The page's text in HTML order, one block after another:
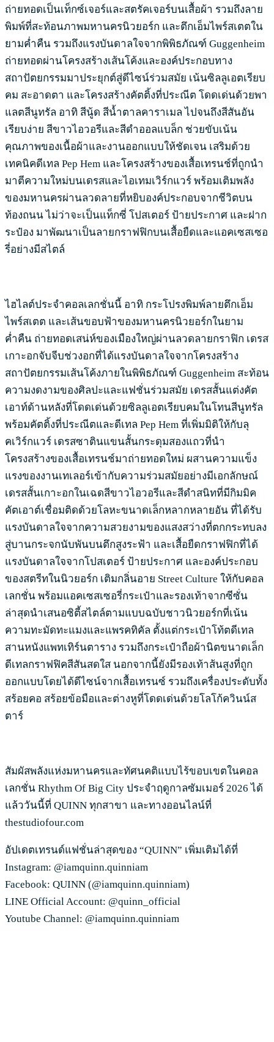
ถ่ายทอดเป็นเท็กซ์เจอร์และสตรัคเจอร์บนเสื้อผ้า รวมถึงลาย
พิมพ์ที่สะท้อนภาพมหานครนิวยอร์ก และตึกเอ็มไพร์สเตตใน
ยามค่ำคืน รวมถึงแรงบันดาลใจจากพิพิธภัณฑ์ Guggenheim
ถ่ายทอดผ่านโครงสร้างเส้นโค้งและองค์ประกอบทาง
สถาปัตยกรรมมาประยุกต์สู่ดีไซน์ร่วมสมัย เน้นซิลลูเอตเรียบ
คม สะอาดตา และโครงสร้างคัตติ้งที่ประณีต โดดเด่นด้วยพา
แลตสีนูทรัล อาทิ สีนู้ด สีน้ำตาลคาราเมล ไปจนถึงสีสันอัน
เรียบง่าย สีขาวไอวอรีและสีดำออลแบล็ก ช่วยขับเน้น
คุณภาพของเนื้อผ้าและงานออกแบบให้ชัดเจน เสริมด้วย
เทคนิคดีเทล Pep Hem และโครงสร้างของเสื้อเทรนช์ที่ถูกนำ
มาตีความใหม่บนเดรสและไอเทมเวิร์กแวร์ พร้อมเติมพลัง
ของมหานครผ่านลวดลายที่หยิบองค์ประกอบจากชีวิตบน
ท้องถนน ไม่ว่าจะเป็นแท็กซี่ โปสเตอร์ ป้ายประกาศ และฝาก
ระป๋อง มาพัฒนาเป็นลายกราฟฟิกบนเสื้อยืดและแอคเซสเซอ
รี่อย่างมีสไตล์
ไฮไลต์ประจำคอลเลกชั่นนี้ อาทิ กระโปรงพิมพ์ลายตึกเอ็ม
ไพร์สเตต และเส้นขอบฟ้าของมหานครนิวยอร์กในยาม
ค่ำคืน ถ่ายทอดเสน่ห์ของเมืองใหญ่ผ่านลวดลายกราฟิก เดรส
เกาะอกจับจีบช่วงอกที่ได้แรงบันดาลใจจากโครงสร้าง
สถาปัตยกรรมเส้นโค้งภายในพิพิธภัณฑ์ Guggenheim สะท้อน
ความงดงามของศิลปะและแฟชั่นร่วมสมัย เดรสสั้นแต่งคัต
เอาท์ด้านหลังที่โดดเด่นด้วยซิลลูเอตเรียบคมในโทนสีนูทรัล
พร้อมคัตติ้งที่ประณีตและดีเทล Pep Hem ที่เพิ่มมิติให้กับลุ
คเวิร์กแวร์ เดรสซาตินแขนสั้นกระดุมสองแถวที่นำ
โครงสร้างของเสื้อเทรนช์มาถ่ายทอดใหม่ ผสานความแข็ง
แรงของงานเทเลอร์เข้ากับความร่วมสมัยอย่างมีเอกลักษณ์
เดรสสั้นเกาะอกในเฉดสีขาวไอวอรีและสีดำสนิทที่มีกิมมิค
คัตเอาต์เชื่อมติดด้วยโลหะขนาดเล็กหลากหลายอัน ที่ได้รับ
แรงบันดาลใจจากความสวยงามของแสงสว่างที่ตกกระทบลง
สู่บานกระจกนับพันบนตึกสูงระฟ้า และเสื้อยืดกราฟฟิกที่ได้
แรงบันดาลใจจากโปสเตอร์ ป้ายประกาศ และองค์ประกอบ
ของสตรีทในนิวยอร์ก เติมกลิ่นอาย Street Culture ให้กับคอล
เลกชั่น พร้อมแอคเซสเซอรี่กระเป๋าและรองเท้าจากซีซั่น
ล่าสุดนำเสนอซิตี้สไตล์ตามแบบฉบับชาวนิวยอร์กที่เน้น
ความทะมัดทะแมงและแพรคทิคัล ตั้งแต่กระเป๋าโท้ตดีเทล
สานหนังแพทเทิร์นตาราง รวมถึงกระเป๋าถือผ้านิตขนาดเล็ก
ดีเทลกราฟฟิคสีสันสดใส นอกจากนี้ยังมีรองเท้าส้นสูงที่ถูก
ออกแบบโดยได้ดีไซน์จากเสื้อเทรนซ์ รวมถึงเครื่องประดับทั้ง
สร้อยคอ สร้อยข้อมือและต่างหูที่โดดเด่นด้วยโลโก้ควินน์ส
ตาร์
สัมผัสพลังแห่งมหานครและทัศนคติแบบไร้ขอบเขตในคอล
เลกชั่น Rhythm Of Big City ประจำฤดูกาลซัมเมอร์ 2026 ได้
แล้ววันนี้ที่ QUINN ทุกสาขา และทางออนไลน์ที่
thestudiofour.com
อัปเดตเทรนด์แฟชั่นล่าสุดของ “QUINN” เพิ่มเติมได้ที่
Instagram: @iamquinn.quinniam
Facebook: QUINN (@iamquinn.quinniam)
LINE Official Account: @quinn_official
Youtube Channel: @iamquinn.quinniam